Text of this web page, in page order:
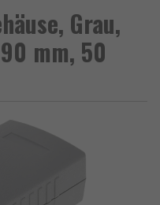
Grau,
mm, 50